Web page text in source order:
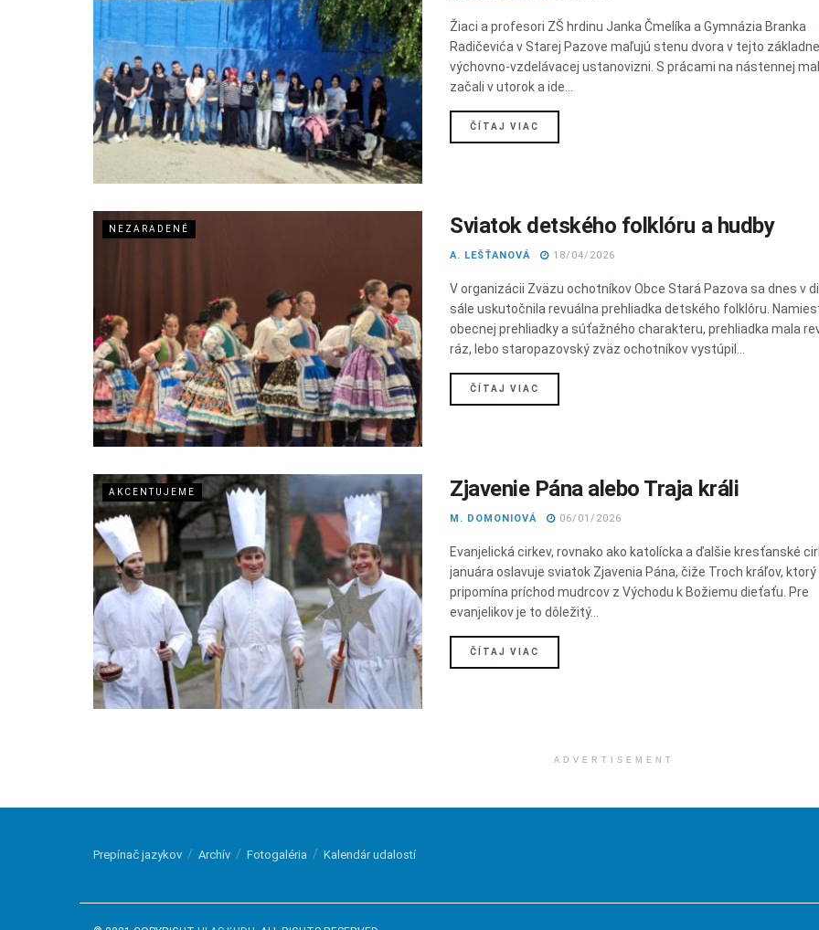
Žiaci a profesori ZŠ hrdinu Janka Čmelíka a Gymnázia Branka
Radičevića v Starej Pazove maľujú stenu dvora v tejto
výchovno-vzdelávacej ustanovizni. S prácami na nástennej
začali v utorok a ide...
ČÍTAJ VIAC
NEZARADENÉ Sviatok detského folklóru a hudby
A. LEŠŤANOVÁ 18/04/2026
V organizácii Zväzu ochotníkov Obce Stará Pazova sa dnes v
sále uskutočnila revuálna prehliadka detského folklóru.
obecnej prehliadky a súťažného charakteru, prehliadka mala
ráz, lebo staropazovský zväz ochotníkov vystúpil...
ČÍTAJ VIAC
AKCENTUJEME Zjavenie Pána alebo Traja králi
M. DOMONIOVÁ 06/01/2026
Evanjelická cirkev, rovnako ako katolícka a ďalšie kresťanské
januára oslavuje sviatok Zjavenia Pána, čiže Troch kráľov, ktorý
pripomína príchod mudrcov z Východu k Božiemu dieťaťu. Pre
evanjelikov je to dôležitý...
ČÍTAJ VIAC
ADVERTISEMENT
Prepínač jazykov Archív Fotogaléria Kalendár udalostí